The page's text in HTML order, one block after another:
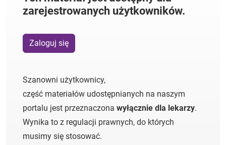
zarejestrowanych użytkowników.
Zaloguj się
Szanowni użytkownicy,
część materiałów udostępnianych na naszym
portalu jest przeznaczona wyłącznie dla lekarzy.
Wynika to z regulacji prawnych, do których
musimy się stosować.